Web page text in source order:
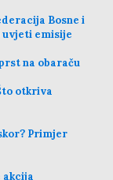
Bosne i
uvjeti emisije
na obaraču
otkriva
Primjer
akcija